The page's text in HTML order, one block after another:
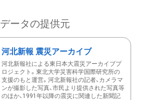
データの提供元
河北新報 震災アーカイブ
河北新報社による東日本大震災アーカイブプ
ロジェクト。東北大学災害科学国際研究所の
支援のもと運営。河北新報社の記者、カメラマ
ンが撮影した写真、市民より提供された写真等
のほか、1991年以降の震災に関連した新聞記